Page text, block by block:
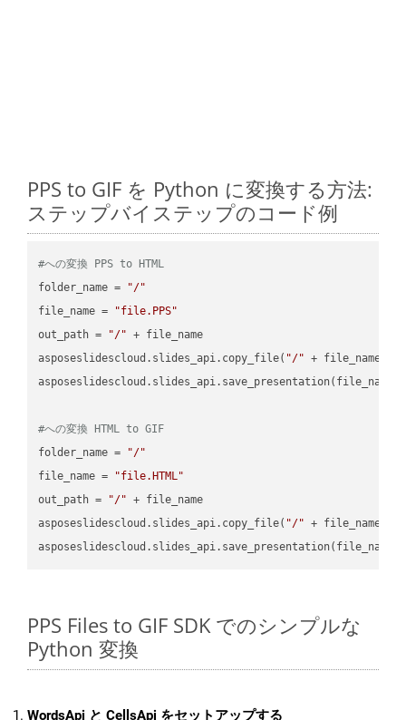
PPS to GIF を Python に変換する方法:
ステップバイステップのコード例
#への変換 PPS to HTML
folder_name =
"/"
file_name =
"file.PPS"
out_path =
"/" + file_name
asposeslidescloud.slides_api.copy_file( "/" + file_name,
#への変換 HTML to GIF
folder_name =
"/"
file_name =
"file.HTML"
out_path =
"/" + file_name
asposeslidescloud.slides_api.copy_file( "/" + file_name,
PPS Files to GIF SDK でのシンプルな
Python 変換
WordsApi と CellsApi をセットアップする